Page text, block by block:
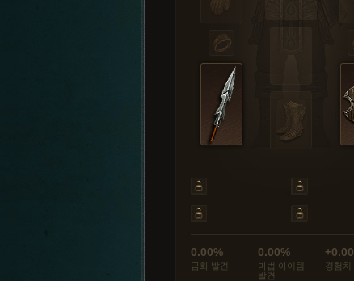
0.00%
금화 발견
0.00%
마법 아이템
발견
+0.00
경험치